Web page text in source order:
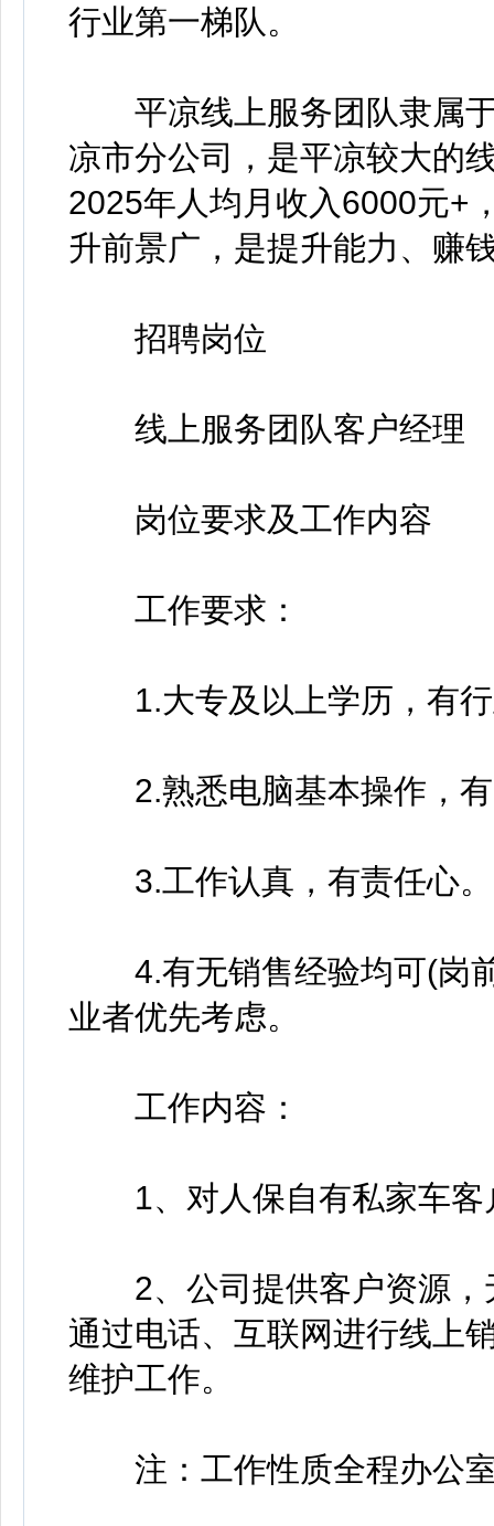
行业第一梯队。
平凉线上服务团队隶属于
凉市分公司，是平凉较大的
2025年人均月收入6000元+
升前景广，是提升能力、赚
招聘岗位
线上服务团队客户经理
岗位要求及工作内容
工作要求：
1.大专及以上学历，有行
2.熟悉电脑基本操作，有
3.工作认真，有责任心。
4.有无销售经验均可(岗前
业者优先考虑。
工作内容：
1、对人保自有私家车客
2、公司提供客户资源，
通过电话、互联网进行线上
维护工作。
注：工作性质全程办公室